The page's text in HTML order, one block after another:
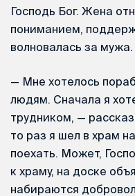
Господь Бог. Жена
пониманием,
волновалась за мужа.
— Мне хотелось
людям. Сначала я
трудником, —
то раз я шел в храм
поехать. Может,
к храму, на доске
набираются